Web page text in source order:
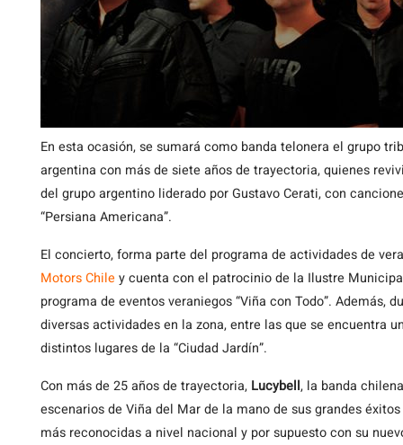
En esta ocasión, se sumará como banda telonera el grupo
argentina con más de siete años de trayectoria, quienes
del grupo argentino liderado por Gustavo Cerati, con
“Persiana Americana”.
El concierto, forma parte del programa de actividades de
Motors Chile y cuenta con el patrocinio de la Ilustre
programa de eventos veraniegos “Viña con Todo”. Además,
diversas actividades en la zona, entre las que se encuentra
distintos lugares de la “Ciudad Jardín”.
Con más de 25 años de trayectoria, Lucybell, la banda
escenarios de Viña del Mar de la mano de sus grandes
más reconocidas a nivel nacional y por supuesto con su